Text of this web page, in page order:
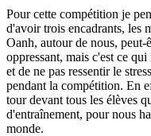
Pour cette compétition je
d'avoir trois encadrants, les
Oanh, autour de nous, peut-
oppressant, mais c'est ce
et de ne pas ressentir le
pendant la compétition. En
tour devant tous les élèves
d'entraînement, pour nous
monde.